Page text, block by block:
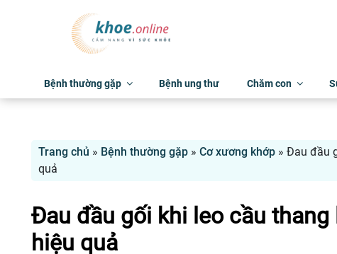
Bệnh thường gặp Bệnh ung thư Chăm con
Trang chủ » Bệnh thường gặp » Cơ xương khớp » Đau đầu
quả
Đau đầu gối khi leo cầu
hiệu quả